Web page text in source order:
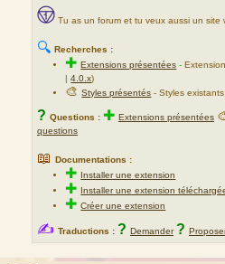
Tu as un forum et tu veux aussi un site
🔍 Recherches :
✚Extensions présentées -
|4.0.x)
🎨Styles présentés - Styles
? Questions : ✚ Extensions présentées
questions
📖 Documentations :
✚ Installer une extension
✚ Installer une extension
✚Créer une extension
✍ Traductions : ? Demander ?